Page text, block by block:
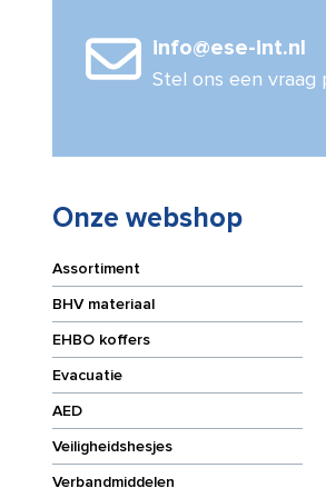
info@ese-int.nl
Stel ons een vraag
Onze webshop
Assortiment
BHV materiaal
EHBO koffers
Evacuatie
AED
Veiligheidshesjes
Verbandmiddelen